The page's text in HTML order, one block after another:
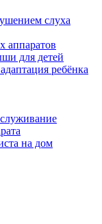
слуха
аппаратов
для детей
ребёнка
на дом